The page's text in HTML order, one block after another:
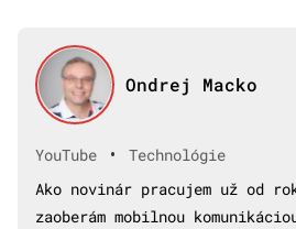
Ondrej Macko
YouTube •
Technológie
Ako novinár pracujem už od
zaoberám mobilnou